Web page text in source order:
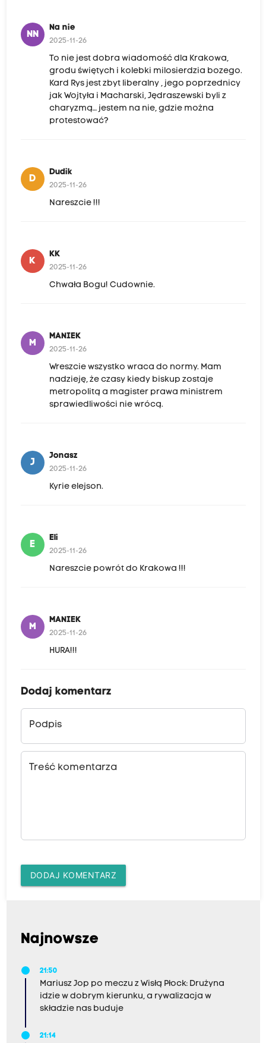
NN
Na nie
2025-11-26
To nie jest dobra wiadomość dla Krakowa,
grodu świętych i kolebki milosierdzia bozego.
Kard Rys jest zbyt liberalny , jego poprzednicy
jak Wojtyła i Macharski, Jędraszewski byli z
charyzmą… jestem na nie, gdzie można
protestować?
D
Dudik
2025-11-26
Nareszcie !!!
K
KK
2025-11-26
Chwała Bogu! Cudownie.
M
MANIEK
2025-11-26
Wreszcie wszystko wraca do normy. Mam
nadzieję, że czasy kiedy biskup zostaje
metropolitą a magister prawa ministrem
sprawiedliwości nie wrócą.
J
Jonasz
2025-11-26
Kyrie elejson.
E
Eli
2025-11-26
Nareszcie powrót do Krakowa !!!
M
MANIEK
2025-11-26
HURA!!!
Dodaj komentarz
Podpis
Treść komentarza
DODAJ KOMENTARZ
Najnowsze
21:50
Mariusz Jop po meczu z Wisłą Płock: Drużyna
idzie w dobrym kierunku, a rywalizacja w
składzie nas buduje
21:14